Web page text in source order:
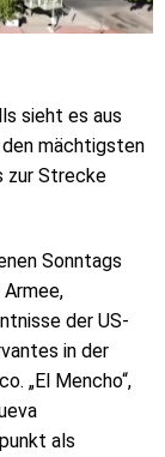
sieht es aus
mächtigsten
zur Strecke
Sonntags
der US-
in der
„El Mencho“,
als